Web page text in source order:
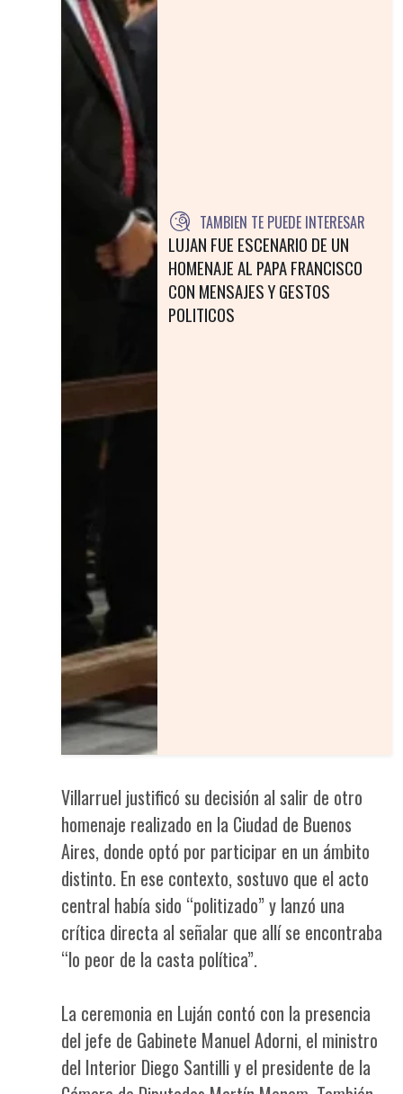
TAMBIEN TE PUEDE INTERESAR
LUJAN FUE ESCENARIO DE UN
HOMENAJE AL PAPA FRANCISCO
CON MENSAJES Y GESTOS
POLITICOS
Villarruel justificó su decisión al salir de otro
homenaje realizado en la Ciudad de Buenos
Aires, donde optó por participar en un ámbito
distinto. En ese contexto, sostuvo que el acto
central había sido “politizado” y lanzó una
crítica directa al señalar que allí se encontraba
“lo peor de la casta política”.
La ceremonia en Luján contó con la presencia
del jefe de Gabinete Manuel Adorni, el ministro
del Interior Diego Santilli y el presidente de la